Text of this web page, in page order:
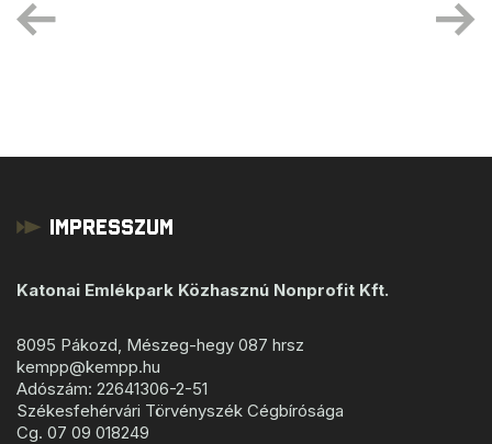
Impresszum
Katonai Emlékpark Közhasznú Nonprofit Kft.
8095 Pákozd, Mészeg-hegy 087 hrsz
kempp@kempp.hu
Adószám: 22641306-2-51
Székesfehérvári Törvényszék Cégbírósága
Cg. 07 09 018249